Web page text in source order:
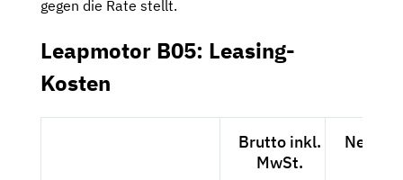
gegen die Rate stellt.
Leapmotor B05: Leasing-
Kosten
Brutto inkl.
MwSt.
Netto